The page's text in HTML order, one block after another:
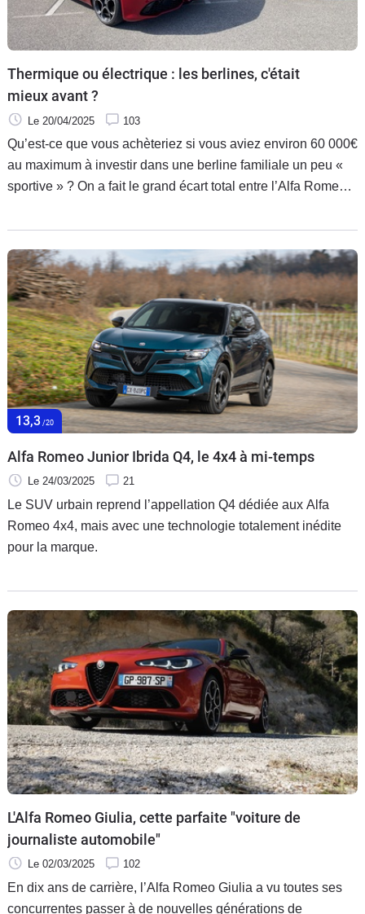
Thermique ou électrique : les berlines, c'était
mieux avant ?
Le 20/04/2025 103
Qu’est-ce que vous achèteriez si vous aviez environ 60 000€
au maximum à investir dans une berline familiale un peu «
sportive » ? On a fait le grand écart total entre l’Alfa Romeo
dans un match qui ne se jouera de toute façon plus en
France à cause du malus écologique national qui étrille
l’Italienne. Elle se fait aussi humilier en performances par
l’Américaine, et pourtant…
13,3 /20
Alfa Romeo Junior Ibrida Q4, le 4x4 à mi-temps
Le 24/03/2025 21
Le SUV urbain reprend l’appellation Q4 dédiée aux Alfa
Romeo 4x4, mais avec une technologie totalement inédite
pour la marque.
L'Alfa Romeo Giulia, cette parfaite "voiture de
journaliste automobile"
Le 02/03/2025 102
En dix ans de carrière, l’Alfa Romeo Giulia a vu toutes ses
concurrentes passer à de nouvelles générations de